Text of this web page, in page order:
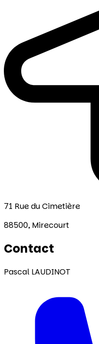
71 Rue du Cimetière
88500, Mirecourt
Contact
Pascal LAUDINOT